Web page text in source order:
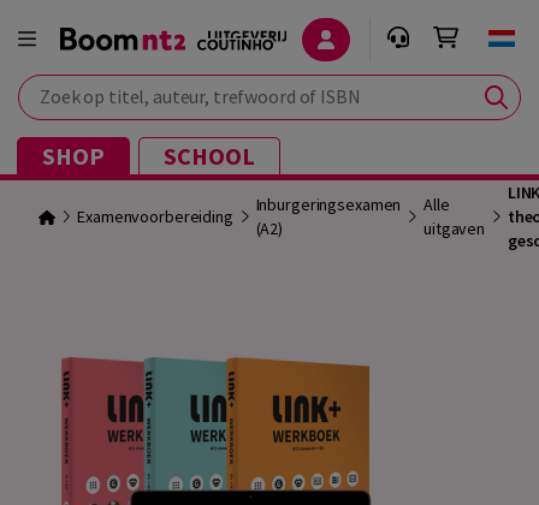
Zoek op titel, auteur, trefwoord of ISBN
SHOP SCHOOL
Examenvoorbereiding
Inburgeringsexamen
(A2)
Alle
uitgaven